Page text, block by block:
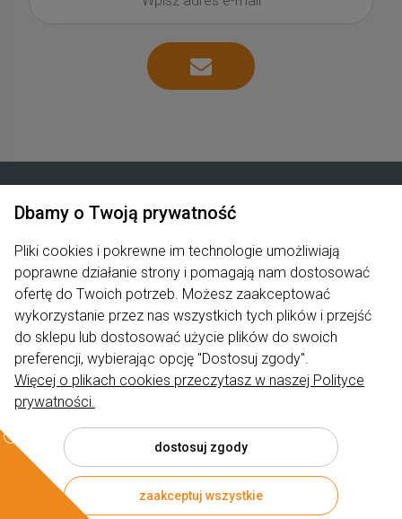
Produkty
Pomoc
Moje konto
Informacje
© 2026 rumiano.pl . Wszelkie prawa zastrzeżone.
Styl graficzny ShopGadget.pl
Sklep internetowy Shoper.pl
Dbamy o Twoją prywatność
Pliki cookies i pokrewne im technologie umożliwiają
poprawne działanie strony i pomagają nam dostosować
ofertę do Twoich potrzeb. Możesz zaakceptować
wykorzystanie przez nas wszystkich tych plików i przejść
do sklepu lub dostosować użycie plików do swoich
preferencji, wybierając opcję "Dostosuj zgody".
Więcej o plikach cookies przeczytasz w naszej Polityce
prywatności.
dostosuj zgody
zaakceptuj wszystkie